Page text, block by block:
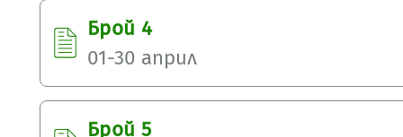
Брой 4
01-30 април
Брой 5